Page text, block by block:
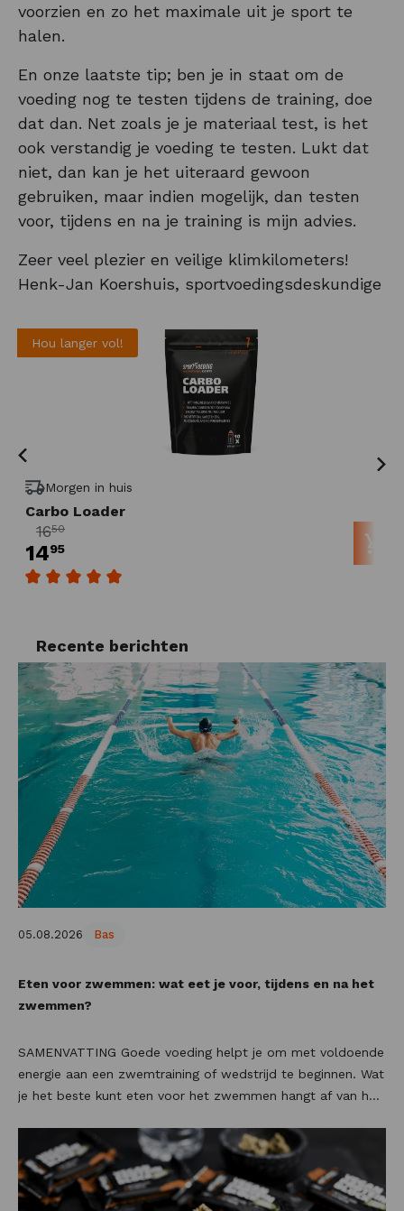
voorzien en zo het maximale uit je sport te
halen.
En onze laatste tip; ben je in staat om de
voeding nog te testen tijdens de training, doe
dat dan. Net zoals je je materiaal test, is het
ook verstandig je voeding te testen. Lukt dat
niet, dan kan je het uiteraard gewoon
gebruiken, maar indien mogelijk, dan testen
voor, tijdens en na je training is mijn advies.
Zeer veel plezier en veilige klimkilometers!
Henk-Jan Koershuis, sportvoedingsdeskundige
Hou langer vol!
Morgen in huis
Carbo Loader
1650
1495
Recente berichten
05.08.2026 Bas
Eten voor zwemmen: wat eet je voor, tijdens en na het
zwemmen?
SAMENVATTING Goede voeding helpt je om met voldoende
energie aan een zwemtraining of wedstrijd te beginnen. Wat
je het beste kunt eten voor het zwemmen hangt af van het
training en je persoonlijke voorkeur. Een lichte maaltijd met
voldoende koolhydraten is vaak een goede keuze vóór het
zwemmen. Tijdens langere of intensieve trainingen kunnen
sportdranken, gel drinks en energierepen helpen om je